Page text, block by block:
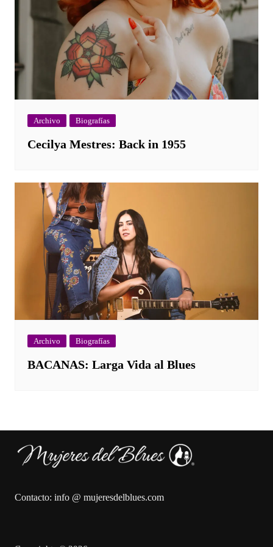
Archivo Biografías
Cecilya Mestres: Back in 1955
Archivo Biografías
BACANAS: Larga Vida al Blues
Contacto: info @ mujeresdelblues.com